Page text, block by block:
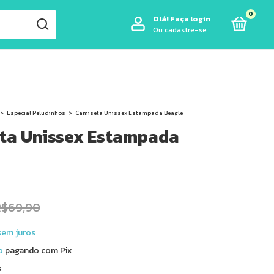
Olá!Faça login
Ou cadastre-se
0
> Especial Peludinhos > Camiseta Unissex Estampada Beagle
Unissex Estampada
juros
pagando com Pix